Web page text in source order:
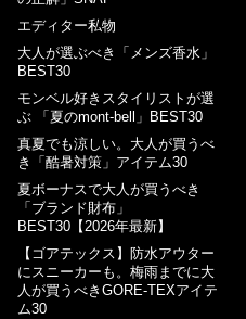
エディター私物
大人が選ぶべき「メンズ香水」
BEST30
モンベル好きスタイリストが選
ぶ 「夏のmont-bell」BEST30
真夏でも涼しい。大人が買うべ
き「酷暑対策」アイテム30
夏ボーナスで大人が買うべき
「ブランド財布」
BEST30【2026年最新】
【ゴアテックス】防水アウター
にスニーカーも。梅雨までに大
人が買うべきGORE-TEXアイテ
ム30